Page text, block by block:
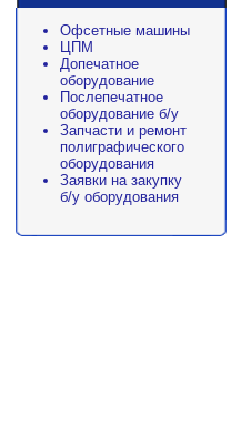
Офсетные машины
ЦПМ
Допечатное
оборудование
Послепечатное
оборудование б/у
Запчасти и ремонт
полиграфического
оборудования
Заявки на закупку
б/у оборудования